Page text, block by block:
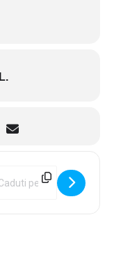
"Premio
Address - XVIII